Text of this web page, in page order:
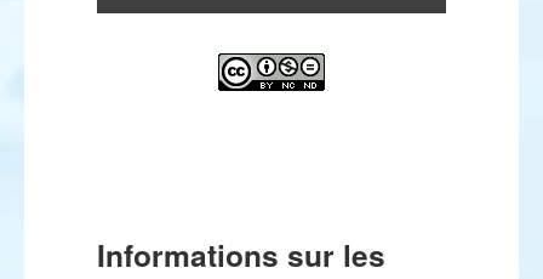
Informations sur les